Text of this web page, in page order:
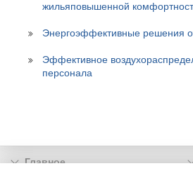
жильяповышенной
Энергоэффективные решения
Эффективное
персонала
Главное